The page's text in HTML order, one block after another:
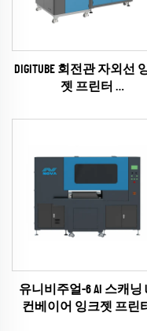
DIGITUBE 회전관 자외선
젯 프린터
유니비주얼-6 AI 스캐닝
컨베이어 잉크젯 프린